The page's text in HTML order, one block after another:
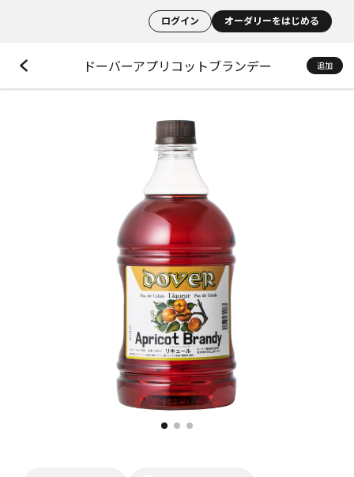
ログイン オーダリーをはじめる
ドーバーアプリコットブランデー 追加